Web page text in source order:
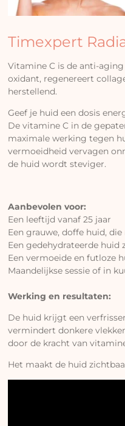
Timexpert
Vitamine C is de anti-
oxidant, regenereert
herstellend.
Geef je huid een dosis
De vitamine C in de
maximale werking tegen
vermoeidheid vervagen
de huid wordt steviger.
Aanbevolen voor:
Een leeftijd vanaf 25 jaar
Een grauwe, doffe huid,
Een gedehydrateerde huid
Een vermoeide en futloze
Maandelijkse sessie of in
Werking en resultaten:
De huid krijgt een
vermindert donkere
door de kracht van
Het maakt de huid